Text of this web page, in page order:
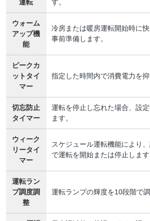
運転
す。
ウォーム
アップ機
能
冷房または暖房運転開始時に
事前準備します。
ピークカ
ットタイ
マー
指定した時間内で消費電力を抑
切忘防止
タイマー
運転を停止し忘れた場合、設
ます。
ウィーク
リータイ
マー
スケジュール運転機能により
で運転を開始または停止します
運転ラン
プ調度調
整
運転ランプの輝度を10段階で調